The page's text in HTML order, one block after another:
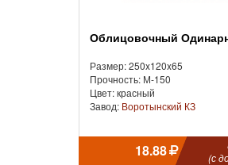
Облицовочный
Размер: 250x120x65
Прочность: М-150
Цвет: красный
Завод: Воротынский КЗ
18.88
(с